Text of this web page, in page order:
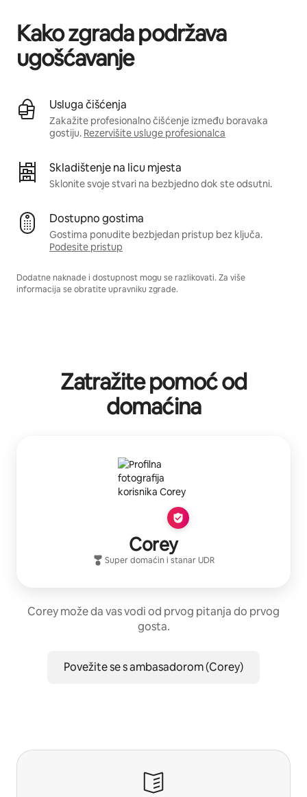
Kako zgrada podržava
ugošćavanje
Usluga čišćenja
Zakažite profesionalno čišćenje između boravaka
gostiju. Rezervišite usluge profesionalca
Skladištenje na licu mjesta
Sklonite svoje stvari na bezbjedno dok ste odsutni.
Dostupno gostima
Gostima ponudite bezbjedan pristup bez ključa.
Podesite pristup
Dodatne naknade i dostupnost mogu se razlikovati. Za više
informacija se obratite upravniku zgrade.
Zatražite pomoć od
domaćina
Corey
Super domaćin i stanarUDR
Corey može da vas vodi od prvog pitanja do prvog
gosta.
Povežite se s ambasadorom (Corey)